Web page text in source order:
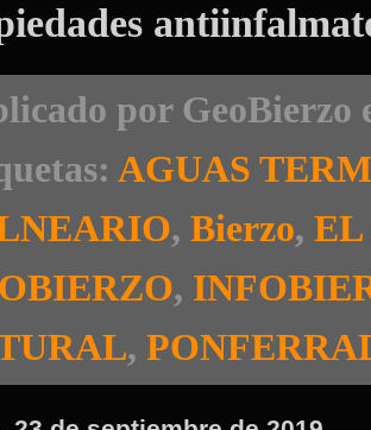
por GeoBierzo
AGUAS
, Bierzo, EL
,
,